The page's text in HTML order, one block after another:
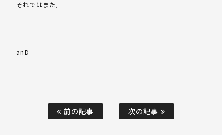
それではまた。
anD
前の記事 次の記事